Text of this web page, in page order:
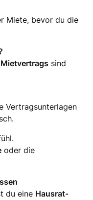
Miete, bevor du die
sind
Vertragsunterlagen
oder die
du eine Hausrat-